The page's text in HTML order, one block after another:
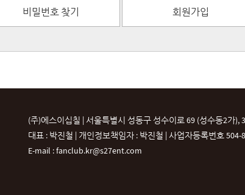
비밀번호 찾기 회원가입
(주)에스이십칠 | 서울특별시 성동구 성수이로 69 (성수동2가),
대표 : 박진철 | 개인정보책임자 : 박진철 | 사업자등록번호 504-
E-mail : fanclub.kr@s27ent.com